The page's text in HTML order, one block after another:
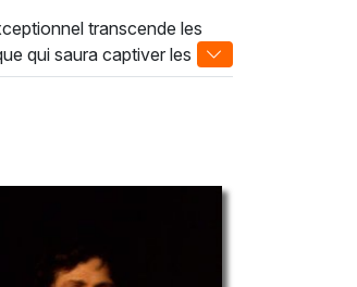
transcende les
qui saura captiver les
minutieuses, il parvient à
En intégrant une
une ambiance